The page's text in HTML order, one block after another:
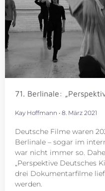
71. Berlinale:
Kay Hoffmann 8. März 2021
Deutsche Filme waren
Berlinale – sogar im
war nicht immer so.
„Perspektive Deutsches
drei Dokumentarfilme
werden.